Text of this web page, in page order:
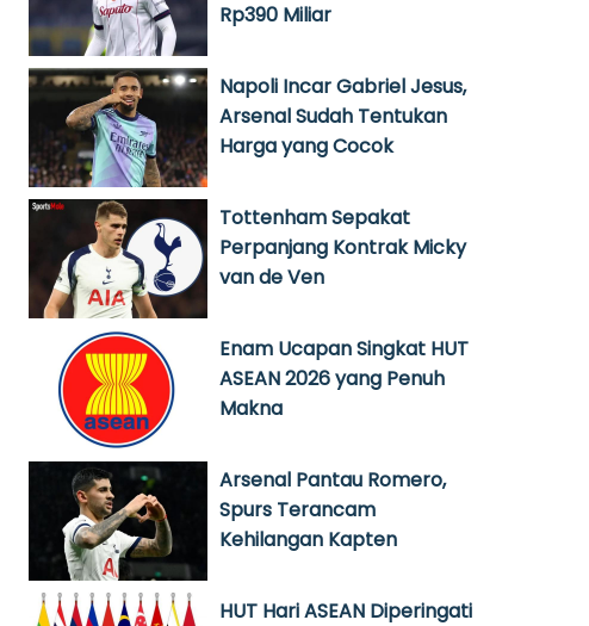
Rp390 Miliar
Napoli Incar Gabriel Jesus,
Arsenal Sudah Tentukan
Harga yang Cocok
Tottenham Sepakat
Perpanjang Kontrak Micky
van de Ven
Enam Ucapan Singkat HUT
ASEAN 2026 yang Penuh
Makna
Arsenal Pantau Romero,
Spurs Terancam
Kehilangan Kapten
HUT Hari ASEAN Diperingati